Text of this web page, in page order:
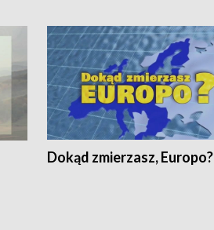
Dokąd zmierzasz, Europo?